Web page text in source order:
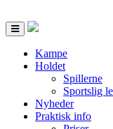
Toggle
navigation
Kampe
Holdet
Spillerne
Sportslig
Nyheder
Praktisk info